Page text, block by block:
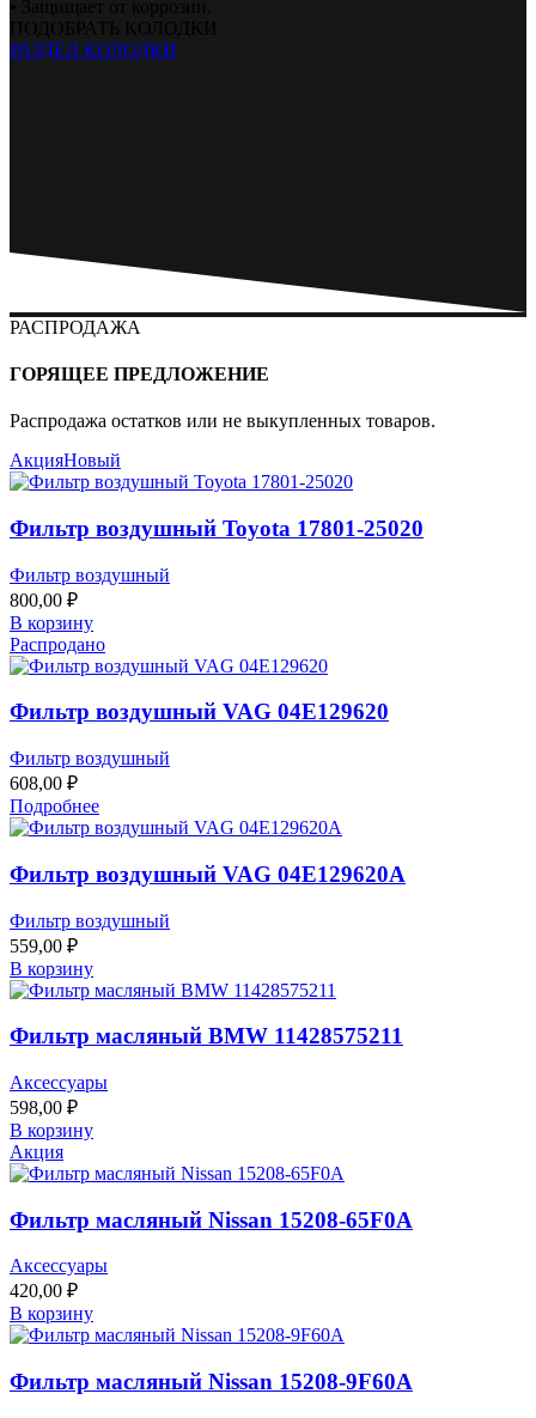
РАЗДЕЛ КОЛОДКИ
РАСПРОДАЖА
ГОРЯЩЕЕ ПРЕДЛОЖЕНИЕ
Распродажа остатков или не выкупленных товаров.
АкцияНовый
Фильтр воздушный Toyota 17801-25020
Фильтр воздушный
800,00 ₽
В корзину
Распродано
Фильтр воздушный VAG 04E129620
Фильтр воздушный
608,00 ₽
Подробнее
Фильтр воздушный VAG 04E129620A
Фильтр воздушный
559,00 ₽
В корзину
Фильтр масляный BMW 11428575211
Аксессуары
598,00 ₽
В корзину
Акция
Фильтр масляный Nissan 15208-65F0A
Аксессуары
420,00 ₽
В корзину
Фильтр масляный Nissan 15208-9F60A